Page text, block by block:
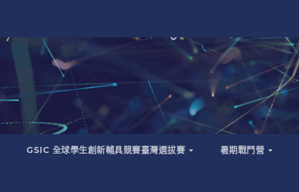
GSIC 全球學生創新輔具競賽臺灣選拔賽 暑期戰鬥營